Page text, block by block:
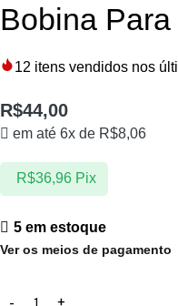
Bobina
12 itens vendidos nos
R$44,00
em até 6x de R$8,06
R$36,96 Pix
5 em estoque
Ver os meios de pagamento